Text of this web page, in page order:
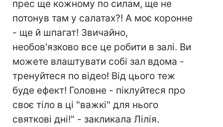
прес ще кожному по силам, ще не
потонув там у салатах?! А моє коронне
- ще й шпагат! Звичайно,
необов'язково все це робити в залі. Ви
можете влаштувати собі зал вдома -
тренуйтеся по відео! Від цього теж
буде ефект! Головне - піклуйтеся про
своє тіло в ці "важкі" для нього
святкові дні!" - закликала Лілія.